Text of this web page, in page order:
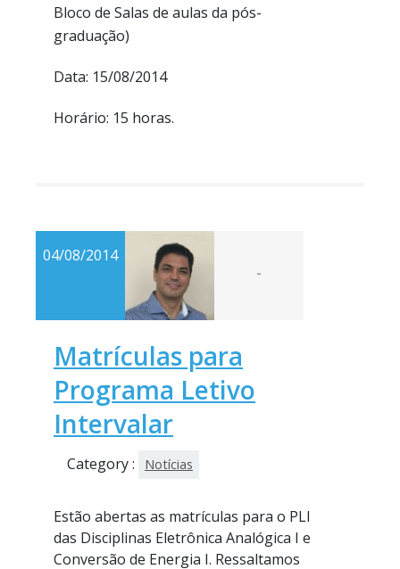
Bloco de Salas de aulas da pós-
graduação)
Data: 15/08/2014
Horário: 15 horas.
04/08/2014
-
Matrículas para
Programa Letivo
Intervalar
Category : Notícias
Estão abertas as matrículas para o PLI
das Disciplinas Eletrônica Analógica I e
Conversão de Energia I. Ressaltamos